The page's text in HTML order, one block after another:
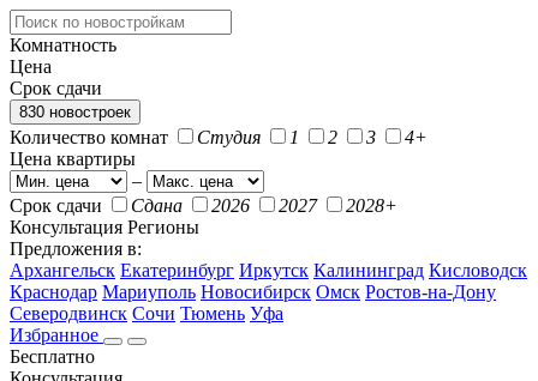
Комнатность
Цена
Срок сдачи
830 новостроек
Количество комнат Студия 1 2 3
4+
Цена квартиры
–
Срок сдачи
Сдана 2026 2027
2028+
Консультация Регионы
Предложения в:
Архангельск Екатеринбург Иркутск Калининград Кисловодск
Краснодар Мариуполь Новосибирск Омск Ростов-на-Дону
Северодвинск Сочи Тюмень Уфа
Избранное
Бесплатно